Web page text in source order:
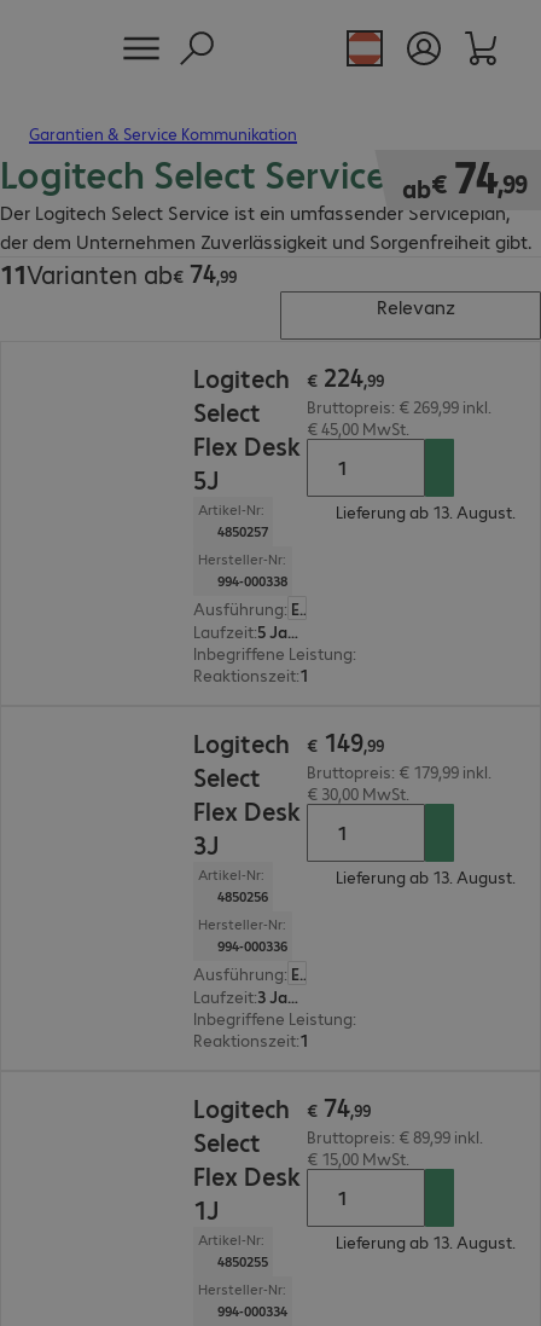
Garantien & Service Kommunikation
Logitech Select Services
Der Logitech Select Service ist ein umfassender Serviceplan,
der dem Unternehmen Zuverlässigkeit und Sorgenfreiheit gibt.
ab€ 74,99
€ 74,99
11Varianten ab€ 74,99
€ 74,99
Relevanz
Logitech
Select
Flex Desk
5J
Artikel-Nr:
4850257
Hersteller-Nr:
994-000338
Ausführung: Europäisch
Laufzeit:
5 Jahre
Inbegriffene Leistung:
Reaktionszeit:
€ 224,99
Bruttopreis: € 269,99 inkl.
€ 45,00 MwSt.
Lieferung ab 13. August.
Logitech
Select
Flex Desk
3J
Artikel-Nr:
4850256
Hersteller-Nr:
994-000336
Ausführung: Europäisch
Laufzeit:
3 Jahre
Inbegriffene Leistung:
Reaktionszeit:
€ 149,99
Bruttopreis: € 179,99 inkl.
€ 30,00 MwSt.
Lieferung ab 13. August.
Logitech
Select
Flex Desk
1J
Artikel-Nr:
4850255
Hersteller-Nr:
994-000334
€ 74,99
Bruttopreis: € 89,99 inkl.
€ 15,00 MwSt.
Lieferung ab 13. August.